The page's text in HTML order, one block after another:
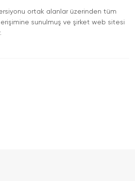
ortak alanlar üzerinden tüm
sunulmuş ve şirket web sitesi